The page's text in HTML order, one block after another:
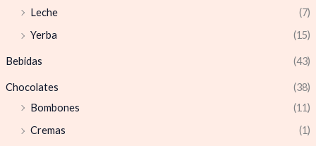
Leche
(7)
Yerba
(15)
Bebidas (43)
Chocolates
(38)
Bombones
(11)
Cremas
(1)